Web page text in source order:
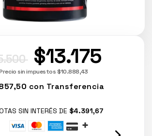
$13.175
sin impuestos$10.888,43
con Transferencia
SIN INTERÉS DE $4.391,67